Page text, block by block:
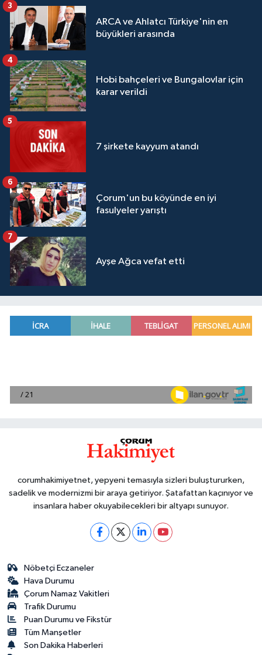
ARCA ve Ahlatcı Türkiye'nin en
büyükleri arasında
3
Hobi bahçeleri ve Bungalovlar için
karar verildi
4
7 şirkete kayyum atandı
5
Çorum'un bu köyünde en iyi
fasulyeler yarıştı
6
Ayşe Ağca vefat etti
7
corumhakimiyetnet, yepyeni temasıyla sizleri buluştururken,
sadelik ve modernizmi bir araya getiriyor. Şatafattan kaçınıyor ve
insanlara haber okuyabilecekleri bir altyapı sunuyor.
Nöbetçi Eczaneler
Hava Durumu
Çorum Namaz Vakitleri
Trafik Durumu
Puan Durumu ve Fikstür
Tüm Manşetler
Son Dakika Haberleri